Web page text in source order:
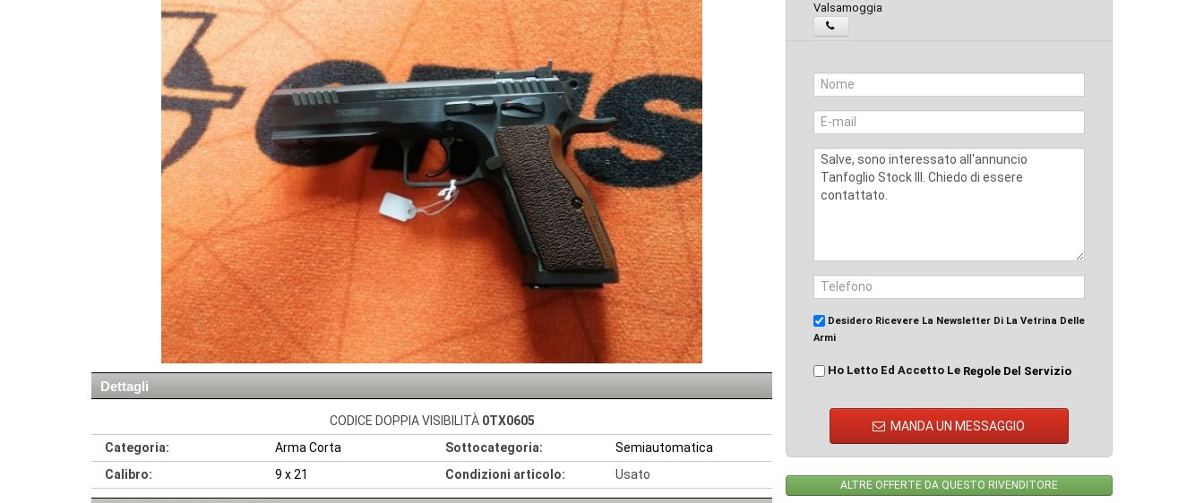
Dettagli
CODICE DOPPIA VISIBILITÀ0TX0605
Categoria:
Arma Corta Sottocategoria:
Semiautomatica
Calibro:
9 x 21 Condizioni articolo: Usato
Valsamoggia
Desidero Ricevere La Newsletter Di La Vetrina Delle
Armi
Ho Letto Ed Accetto Le Regole Del Servizio
MANDA UN MESSAGGIO
ALTRE OFFERTE DA QUESTO RIVENDITORE